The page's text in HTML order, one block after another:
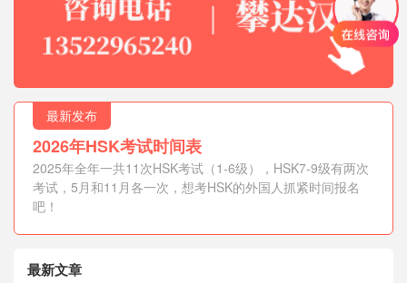
最新发布
2026年HSK考试时间表
2025年全年一共11次HSK考试（1-6级），HSK7-9级有两次
考试，5月和11月各一次，想考HSK的外国人抓紧时间报名
吧！
最新文章